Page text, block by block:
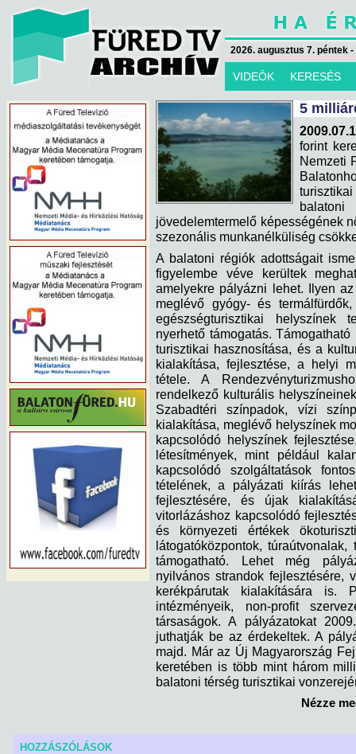
2026. augusztus 7. péntek
VIDEÓK KERESÉS
5
forint
Nemzeti
balatoni
jövedelemtermelő képességének
szezonális munkanélküliség
A balatoni régiók adottságait
figyelembe véve kerültek
amelyekre pályázni lehet. Ilyen
meglévő gyógy- és
egészségturisztikai helyszínek
nyerhető támogatás.
turisztikai hasznosítása, és a
kialakítása, fejlesztése, a helyi
tétele. A
rendelkező kulturális
Szabadtéri színpadok, vízi
kialakítása, meglévő helyszínek
kapcsolódó helyszínek
létesítmények, mint például
kapcsolódó szolgáltatások
tételének, a pályázati kiírás
fejlesztésére, és újak
vitorlázáshoz kapcsolódó
és környezeti értékek
látogatóközpontok,
támogatható. Lehet még
nyilvános strandok fejlesztésére,
kerékpárutak kialakítására is.
intézményeik, non-profit
társaságok. A pályázatokat
juthatják be az érdekeltek. A
majd. Már az Új Magyarország
keretében is több mint három
balatoni térség turisztikai
Nézze
HOZZÁSZÓLÁSOK